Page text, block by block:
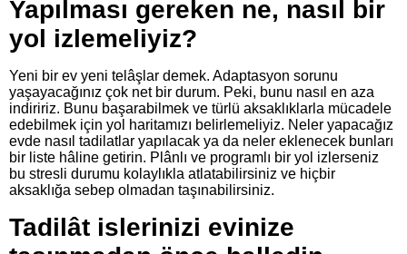
Yapılması gereken ne, nasıl bir
yol izlemeliyiz?
Yeni bir ev yeni telâşlar demek. Adaptasyon sorunu
yaşayacağınız çok net bir durum. Peki, bunu nasıl en aza
indiririz. Bunu başarabilmek ve türlü aksaklıklarla mücadele
edebilmek için yol haritamızı belirlemeliyiz. Neler yapacağız
evde nasıl tadilatlar yapılacak ya da neler eklenecek bunları
bir liste hâline getirin. Plânlı ve programlı bir yol izlerseniz
bu stresli durumu kolaylıkla atlatabilirsiniz ve hiçbir
aksaklığa sebep olmadan taşınabilirsiniz.
Tadilât islerinizi evinize